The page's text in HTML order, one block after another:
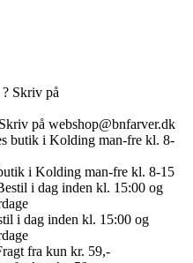
Skriv på webshop@bnfarver.dk
i Kolding man-fre kl. 8-15
i dag inden kl. 15:00 og